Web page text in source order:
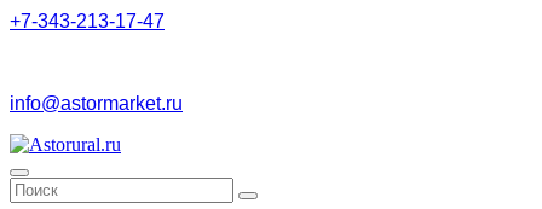
+7-343-213-17-47
info@astormarket.ru